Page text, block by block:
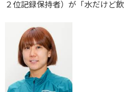
２位記録保持者）が「水だけど飲